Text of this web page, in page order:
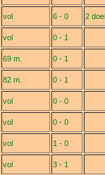
vol 6 - 0
2
vol
0 - 1
69 m.
0 - 1
82 m.
0 - 1
vol
0 - 0
vol
0 - 0
vol
1 - 0
vol
3 - 1